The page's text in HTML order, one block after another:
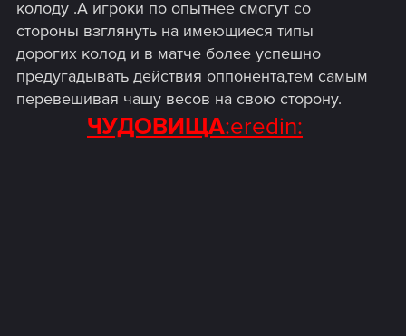
колоду .А игроки по опытнее смогут со
стороны взглянуть на имеющиеся типы
дорогих колод и в матче более успешно
предугадывать действия оппонента,тем самым
перевешивая чашу весов на свою сторону.
ЧУДОВИЩА:eredin: